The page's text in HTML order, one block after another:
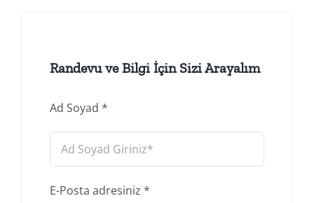
Randevu ve Bilgi İçin Sizi Arayalım
Ad Soyad *
E-Posta adresiniz *